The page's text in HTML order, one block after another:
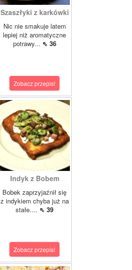
Szaszłyki z karkówki
Nic nie smakuje latem
lepiej niż aromatyczne
potrawy... ⇖ 36
Zobacz przepis!
Indyk z Bobem
Bobek zaprzyjaźnił się
z indykiem chyba już na
stałe.... ⇖ 39
Zobacz przepis!